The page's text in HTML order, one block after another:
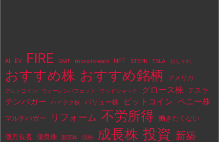
AI EV FIRE GMT move-to-earn NFT STEPN TSLA おしゃれ
おすすめ株 おすすめ銘柄 アメリカ
アルトコイン ウォーレンバフェット ウッドショック グロース株 テスラ
テンバガー ハイテク株 バリュー株 ビットコイン ペニー株
マルチバガー リフォーム 不労所得 働きたくない
億万長者 優良株 割安株 収納 成長株 投資 新築